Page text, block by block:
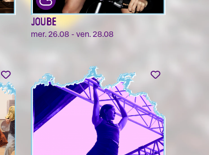
JOUBE
mer. 26.08 - ven. 28.08